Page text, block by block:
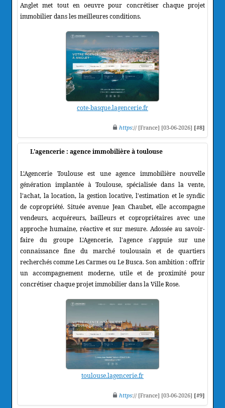
Anglet met tout en oeuvre pour concrétiser chaque projet
immobilier dans les meilleures conditions.
cote-basque.lagencerie.fr
https:// [France] [03-06-2026] [#8]
L'agencerie : agence immobilière à toulouse
L'Agencerie Toulouse est une agence immobilière nouvelle
génération implantée à Toulouse, spécialisée dans la vente,
l'achat, la location, la gestion locative, l'estimation et le syndic
de copropriété. Située avenue Jean Chaubet, elle accompagne
vendeurs, acquéreurs, bailleurs et copropriétaires avec une
approche humaine, réactive et sur mesure. Adossée au savoir-
faire du groupe L'Agencerie, l'agence s'appuie sur une
connaissance fine du marché toulousain et de quartiers
recherchés comme Les Carmes ou Le Busca. Son ambition : offrir
un accompagnement moderne, utile et de proximité pour
concrétiser chaque projet immobilier dans la Ville Rose.
toulouse.lagencerie.fr
https:// [France] [03-06-2026] [#9]